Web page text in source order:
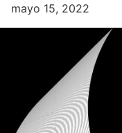
mayo 15, 2022